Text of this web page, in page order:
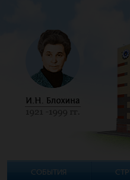
СОБЫТИЯ